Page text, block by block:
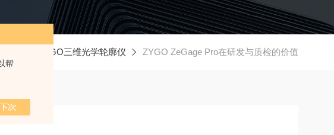
帮
ZYGO三维光学轮廓仪 ZYGO ZeGage Pro在研发与质检的价值